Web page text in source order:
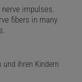
impulses.
fibers in many
und ihren Kindern